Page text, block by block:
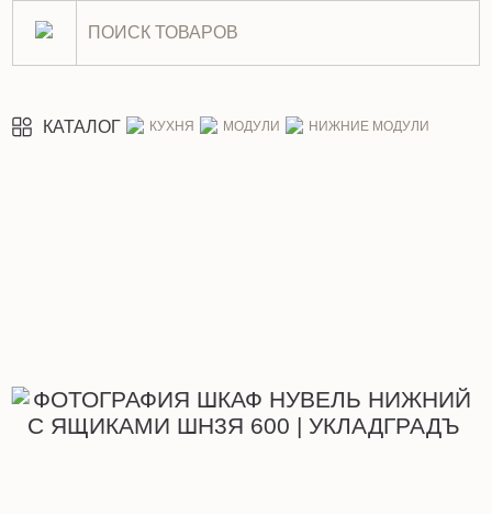
Шкаф Нувель нижний с
КАТАЛОГ КУХНЯ МОДУЛИ НИЖНИЕ МОДУЛИ